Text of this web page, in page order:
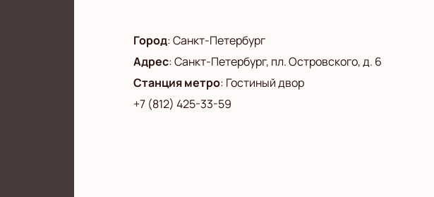
Город:Санкт-Петербург
Адрес:Санкт-Петербург, пл. Островского, д. 6
Станция метро: Гостиный двор
+7 (812) 425-33-59